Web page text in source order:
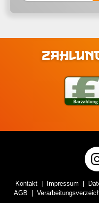
Kontakt Impressum
AGB